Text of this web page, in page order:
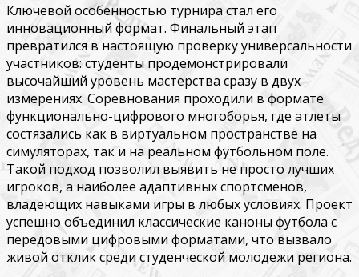
Ключевой особенностью турнира стал его
инновационный формат. Финальный этап
превратился в настоящую проверку универсальности
участников: студенты продемонстрировали
высочайший уровень мастерства сразу в двух
измерениях. Соревнования проходили в формате
функционально-цифрового многоборья, где атлеты
состязались как в виртуальном пространстве на
симуляторах, так и на реальном футбольном поле.
Такой подход позволил выявить не просто лучших
игроков, а наиболее адаптивных спортсменов,
владеющих навыками игры в любых условиях. Проект
успешно объединил классические каноны футбола с
передовыми цифровыми форматами, что вызвало
живой отклик среди студенческой молодежи региона.